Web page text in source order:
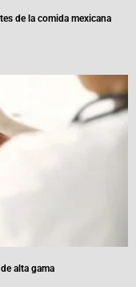
de la comida mexicana
alta gama